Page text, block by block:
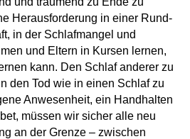
Herausforderung in einer Rund-
in der Schlafmangel und
und Eltern in Kursen lernen,
kann. Den Schlaf anderer zu
den Tod wie in einen Schlaf zu
Anwesenheit, ein Handhalten
müssen wir sicher alle neu
an der Grenze – zwischen